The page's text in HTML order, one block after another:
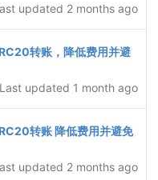
updated 2 months ago
转账，降低费用并避
Last updated 1 month ago
转账 降低费用并避免
updated 2 months ago